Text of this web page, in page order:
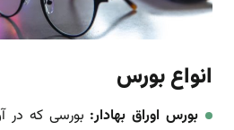
انواع بورس
بورس اوراق بهادار: بورسی که در